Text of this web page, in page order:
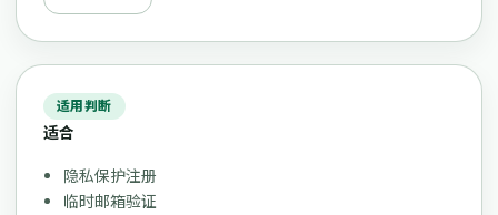
适用判断
适合
隐私保护注册
临时邮箱验证